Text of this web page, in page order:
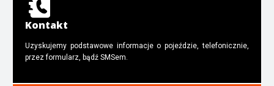
Kontakt
Uzyskujemy podstawowe informacje o pojeździe, telefonicznie,
przez formularz, bądź SMSem.